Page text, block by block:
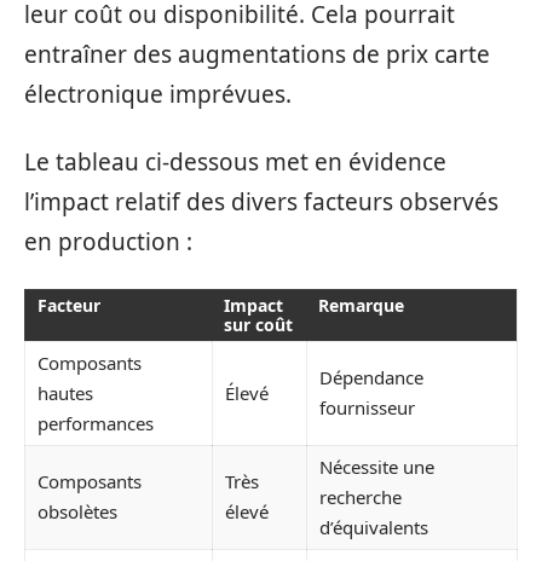
leur coût ou disponibilité. Cela pourrait
entraîner des augmentations de prix carte
électronique imprévues.
Le tableau ci-dessous met en évidence
l’impact relatif des divers facteurs observés
en production :
Facteur
Impact
sur coût
Remarque
Composants
hautes
performances
Élevé
Dépendance
fournisseur
Composants
obsolètes
Très
élevé
Nécessite une
recherche
d’équivalents